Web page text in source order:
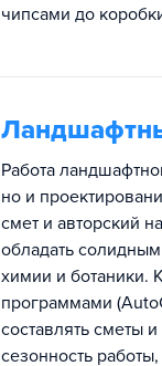
чипсами до
Работа
но и
смет и авторский
обладать
химии и ботаники.
программами
составлять сметы
сезонность